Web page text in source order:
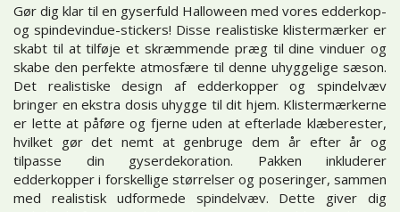
Gør dig klar til en gyserfuld Halloween med vores edderkop-
og spindevindue-stickers! Disse realistiske klistermærker er
skabt til at tilføje et skræmmende præg til dine vinduer og
skabe den perfekte atmosfære til denne uhyggelige sæson.
Det realistiske design af edderkopper og spindelvæv
bringer en ekstra dosis uhygge til dit hjem. Klistermærkerne
er lette at påføre og fjerne uden at efterlade klæberester,
hvilket gør det nemt at genbruge dem år efter år og
tilpasse din gyserdekoration. Pakken inkluderer
edderkopper i forskellige størrelser og poseringer, sammen
med realistisk udformede spindelvæv. Dette giver dig